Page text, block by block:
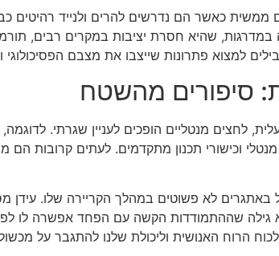
ממשית כאשר הם נדרשים להרים ולנייד
שהיא חסרת יציבות במקרים רבים,
למצוא פתרונות שייצבו את מצבם הפסיכולוגי
סיפורים מהשטח
לחצים מנטליים הופכים לעניין שגרתי.
וכישורי תכנון מתקדמים. לעתים קרובות הם
באתגרים לא פשוטים במהלך הקריירה שלו.
גילה שההתמודדות הקשה עם הפחד אפשרה לו
הרוח האנושית וליכולת שלנו להתגבר על